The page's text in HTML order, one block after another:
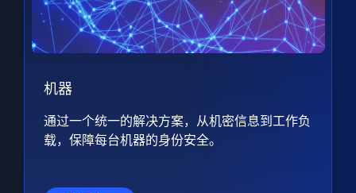
机器
通过一个统一的解决方案，从机密信息到工作负
载，保障每台机器的身份安全。